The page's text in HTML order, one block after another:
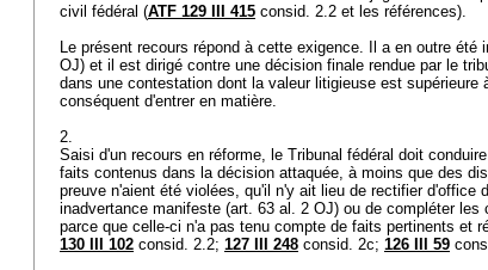
civil fédéral (ATF 129 III 415 consid. 2.2 et les références).
Le présent recours répond à cette exigence. Il a en outre été
OJ) et il est dirigé contre une décision finale rendue par le
dans une contestation dont la valeur litigieuse est supérieure
conséquent d'entrer en matière.
2.
Saisi d'un recours en réforme, le Tribunal fédéral doit
faits contenus dans la décision attaquée, à moins que des
preuve n'aient été violées, qu'il n'y ait lieu de rectifier d'office
inadvertance manifeste (art. 63 al. 2 OJ) ou de compléter les
parce que celle-ci n'a pas tenu compte de faits pertinents et
130 III 102 consid. 2.2; 127 III 248 consid. 2c; 126 III 59